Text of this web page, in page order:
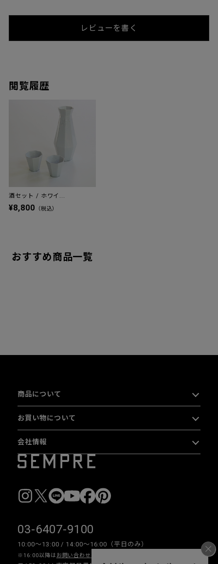
レビューを書く
閲覧履歴
酒セット / ホワイ...
¥8,800 （税込）
おすすめ商品一覧
商品について
お買い物について
会社情報
03-6407-9100
10:00〜13:00 / 14:00〜16:00（平日のみ）
※16:00以降は お問い合わせフォーム